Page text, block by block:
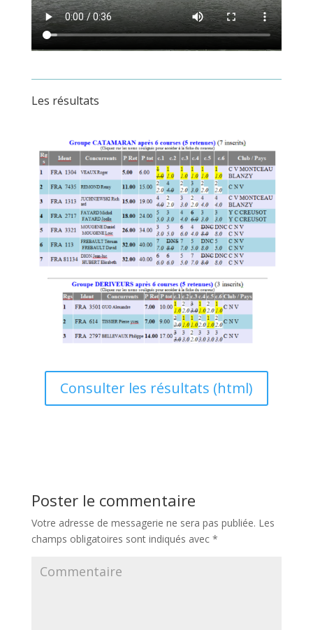
Les résultats
Consulter les résultats (html)
Poster le commentaire
Votre adresse de messagerie ne sera pas publiée. Les
champs obligatoires sont indiqués avec *